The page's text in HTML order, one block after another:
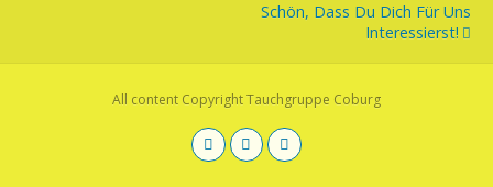
Schön, Dass Du Dich Für Uns
Interessierst!
All content Copyright Tauchgruppe Coburg